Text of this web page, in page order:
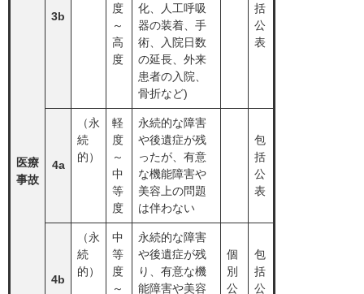
医療
事故
3b
度
～
高
度
化、人工呼吸
器の装着、手
術、入院日数
の延長、外来
患者の入院、
骨折など)
括
公
表
4a
（永
続
的）
軽
度
～
中
等
度
永続的な障害
や後遺症が残
ったが、有意
な機能障害や
美容上の問題
は伴わない
包
括
公
表
4b
（永
続
的）
中
等
度
～
永続的な障害
や後遺症が残
り、有意な機
能障害や美容
個
別
公
包
括
公